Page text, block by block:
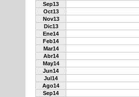
Sep13
Oct13
Nov13
Dic13
Ene14
Feb14
Mar14
Abr14
May14
Jun14
Jul14
Ago14
Sep14